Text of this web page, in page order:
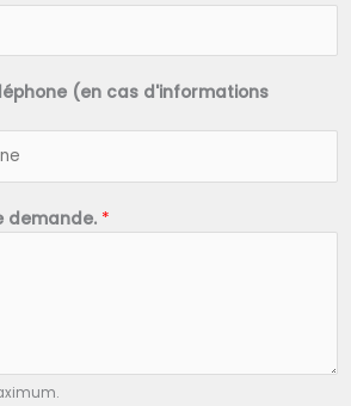
(en cas d'informations
demande. *